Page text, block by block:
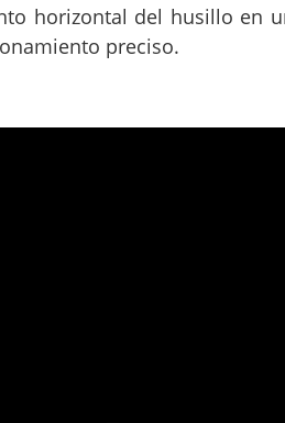
horizontal del husillo en
preciso.